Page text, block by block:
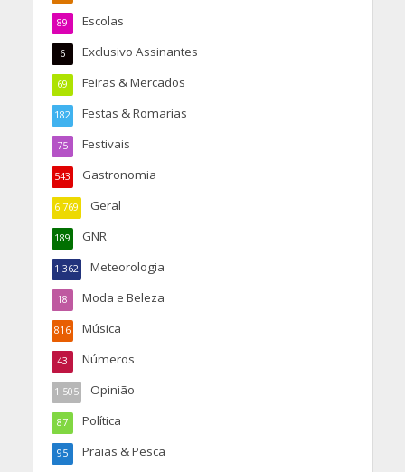
Escolas
89
Exclusivo Assinantes
6
Feiras & Mercados
69
Festas & Romarias
182
Festivais
75
Gastronomia
543
Geral
6.769
GNR
189
Meteorologia
1.362
Moda e Beleza
18
Música
816
Números
43
Opinião
1.505
Política
87
Praias & Pesca
95